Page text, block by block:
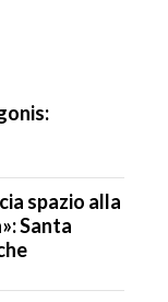
spazio alla
Santa